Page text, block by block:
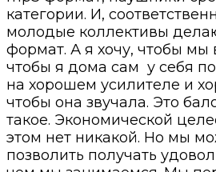
категории. И,
молодые коллективы
формат. А я хочу, чтобы мы
чтобы я дома сам у себя
на хорошем усилителе и
чтобы она звучала. Это
такое. Экономической
этом нет никакой. Но мы
позволить получать